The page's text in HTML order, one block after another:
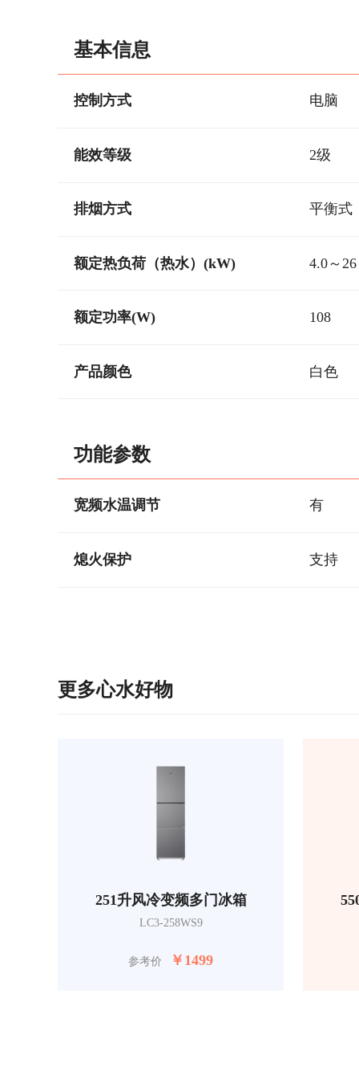
基本信息
控制方式 电脑
能效等级 2级
排烟方式 平衡式
额定热负荷（热水）(kW) 4.0～26
额定功率(W) 108
产品颜色 白色
功能参数
宽频水温调节 有
熄火保护 支持
更多心水好物
251升风冷变频多门冰箱
LC3-258WS9
参考价 ￥ 1499